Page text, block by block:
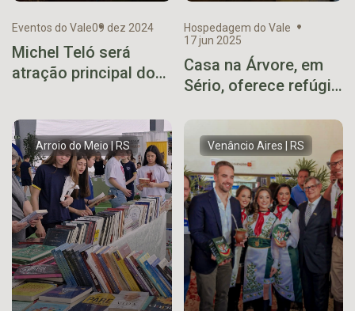
Eventos do Vale09 dez 2024
Michel Teló será
atração principal do
Hospedagem do Vale
17 jun 2025
Casa na Árvore, em
Sério, oferece refúgio
Arroio do Meio | RS Venâncio Aires | RS